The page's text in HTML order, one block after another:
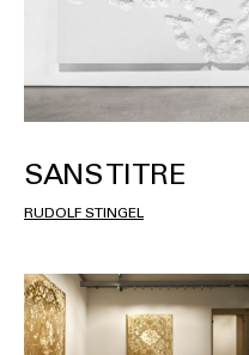
SANS TITRE
RUDOLF STINGEL